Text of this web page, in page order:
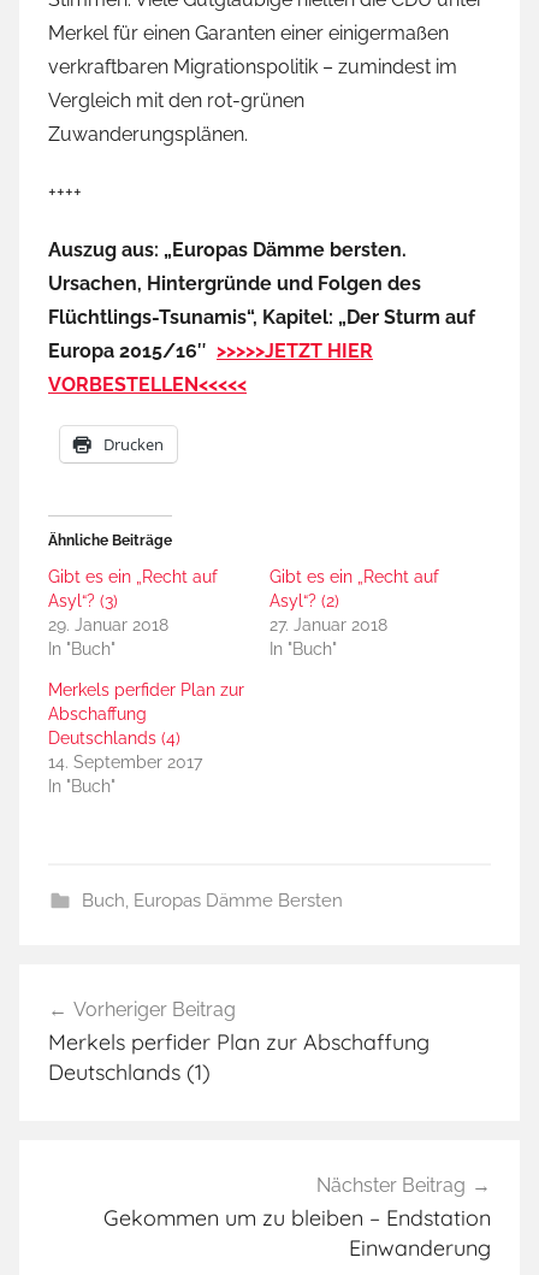
Merkel für einen Garanten einer einigermaßen
verkraftbaren Migrationspolitik – zumindest im
Vergleich mit den rot-grünen
Zuwanderungsplänen.
++++
Auszug aus: „Europas Dämme bersten.
Ursachen, Hintergründe und Folgen des
Flüchtlings-Tsunamis“, Kapitel: „Der Sturm auf
Europa 2015/16″ >>>>>JETZT HIER
VORBESTELLEN<<<<<
Drucken
Ähnliche Beiträge
Gibt es ein „Recht auf
Asyl“? (3)
29. Januar 2018
In "Buch"
Gibt es ein „Recht auf
Asyl“? (2)
27. Januar 2018
In "Buch"
Merkels perfider Plan zur
Abschaffung
Deutschlands (4)
14. September 2017
In "Buch"
Buch, Europas Dämme Bersten
e
Vorheriger Beitrag
Merkels perfider Plan zur Abschaffung
Deutschlands (1)
Nächster Beitrag
Gekommen um zu bleiben – Endstation
Einwanderung